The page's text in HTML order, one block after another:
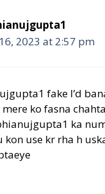
2023 at 2:57 pm
fake I’d
ko fasna
ka
kon use kr rha h